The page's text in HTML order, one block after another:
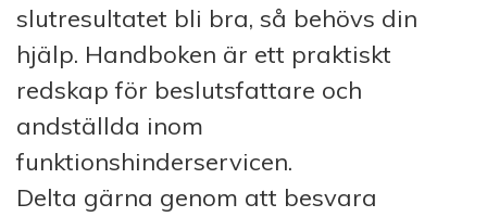
slutresultatet bli bra, så behövs din
hjälp. Handboken är ett praktiskt
redskap för beslutsfattare och
andställda inom
funktionshinderservicen.
Delta gärna genom att besvara